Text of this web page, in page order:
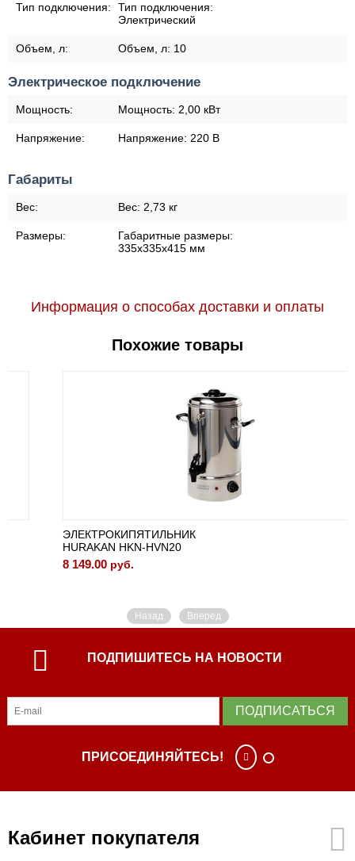
Тип подключения:
Тип подключения:
Электрический
Объем, л: Объем, л: 10
Электрическое подключение
Мощность: Мощность: 2,00 кВт
Напряжение: Напряжение: 220 В
Габариты
Вес: Вес: 2,73 кг
Размеры:
Габаритные размеры:
335х335х415 мм
Информация о способах доставки и оплаты
Похожие товары
ЭЛЕКТРОКИПЯТИЛЬНИК
HURAKAN HKN-HVN20
8 149.00 руб.
Назад Вперед
ПОДПИШИТЕСЬ НА НОВОСТИ
ПОДПИСАТЬСЯ
ПРИСОЕДИНЯЙТЕСЬ!
Кабинет покупателя